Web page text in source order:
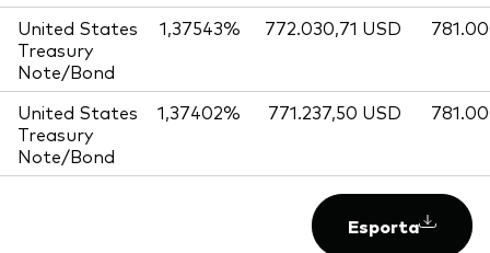
United States
Treasury
Note/Bond
1,37543% 772.030,71 USD
United States
Treasury
Note/Bond
1,37402% 771.237,50 USD
Esporta